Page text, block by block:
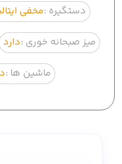
دستگیره :مخفی
میز صبحانه خوری :دارد
ماشین ها :